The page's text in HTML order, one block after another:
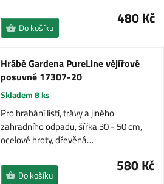
480 Kč
Do košíku
Hrábě Gardena PureLine vějířové
posuvné 17307-20
Skladem 8 ks
Pro hrabání listí, trávy a jiného
zahradního odpadu, šířka 30 - 50 cm,
ocelové hroty, dřevěná…
580 Kč
Do košíku